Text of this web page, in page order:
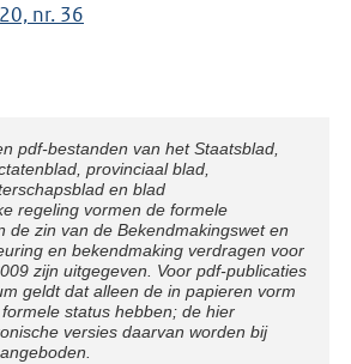
nr. 36
pdf-bestanden van het Staatsblad,
provinciaal blad,
en blad
regeling vormen de formele
de zin van de Bekendmakingswet en
en bekendmaking verdragen voor
zijn uitgegeven. Voor pdf-publicaties
geldt dat alleen de in papieren vorm
status hebben; de hier
versies daarvan worden bij